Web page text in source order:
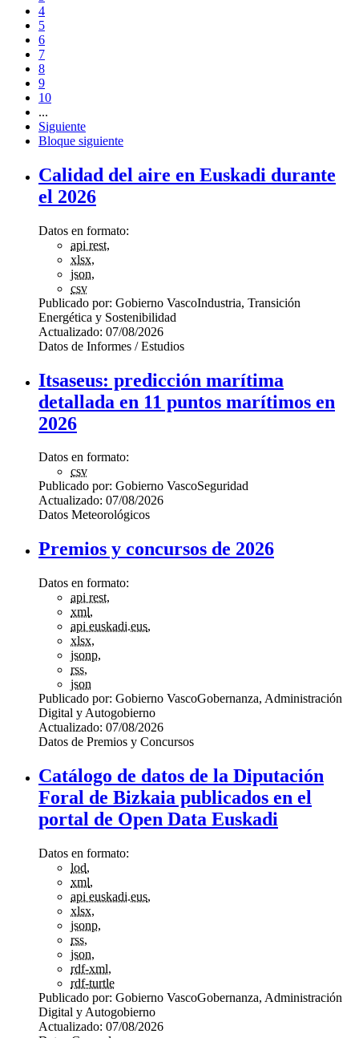
4
5
6
7
8
9
10
...
Siguiente
Bloque siguiente
Calidad del aire en Euskadi durante
el 2026
Datos en formato:
api rest,
xlsx,
json,
csv
Publicado por: Gobierno VascoIndustria, Transición
Energética y Sostenibilidad
Actualizado: 07/08/2026
Datos de Informes / Estudios
Itsaseus: predicción marítima
detallada en 11 puntos marítimos en
2026
Datos en formato:
csv
Publicado por: Gobierno VascoSeguridad
Actualizado: 07/08/2026
Datos Meteorológicos
Premios y concursos de 2026
Datos en formato:
api rest,
xml,
api euskadi.eus,
xlsx,
jsonp,
rss,
json
Publicado por: Gobierno VascoGobernanza, Administración
Digital y Autogobierno
Actualizado: 07/08/2026
Datos de Premios y Concursos
Catálogo de datos de la Diputación
Foral de Bizkaia publicados en el
portal de Open Data Euskadi
Datos en formato:
lod,
xml,
api euskadi.eus,
xlsx,
jsonp,
rss,
json,
rdf-xml,
rdf-turtle
Publicado por: Gobierno VascoGobernanza, Administración
Digital y Autogobierno
Actualizado: 07/08/2026